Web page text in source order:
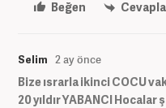
Beğen
Cevapla
Selim 2 ay önce
Bize ısrarla ikinci COCU
20 yıldır YABANCI